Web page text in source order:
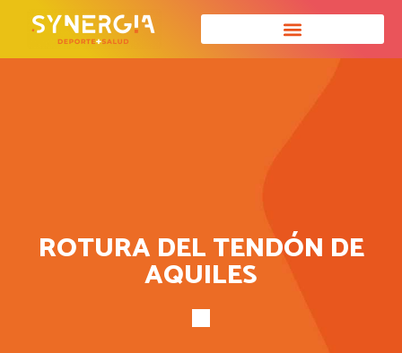
ROTURA DEL TENDÓN DE
AQUILES